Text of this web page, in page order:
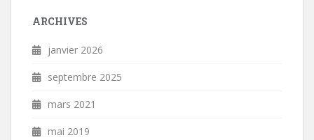
ARCHIVES
janvier 2026
septembre 2025
mars 2021
mai 2019